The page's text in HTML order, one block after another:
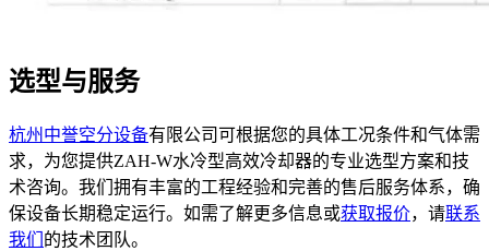
选型与服务
杭州中誉空分设备有限公司可根据您的具体工况条件和气体需
求，为您提供ZAH-W水冷型高效冷却器的专业选型方案和技
术咨询。我们拥有丰富的工程经验和完善的售后服务体系，确
保设备长期稳定运行。如需了解更多信息或获取报价，请联系
我们 的技术团队。